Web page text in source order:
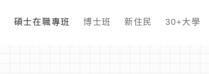
碩士在職專班 博士班 新住民 30+大學